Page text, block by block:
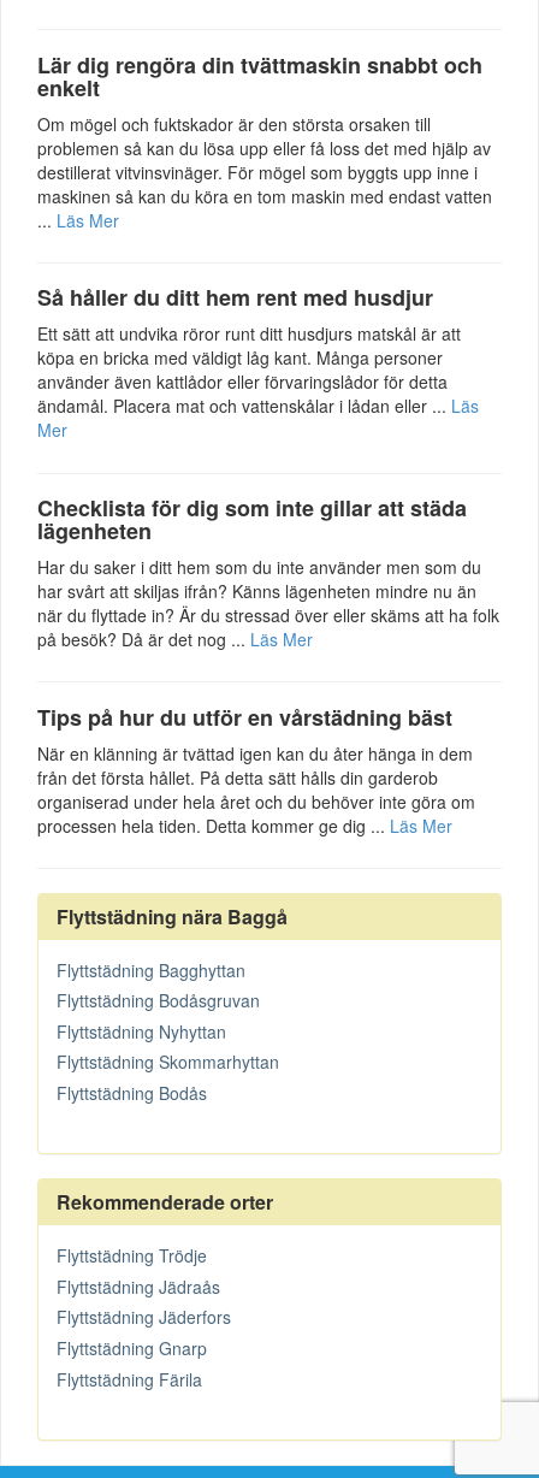
Lär dig rengöra din tvättmaskin snabbt och
enkelt
Om mögel och fuktskador är den största orsaken till
problemen så kan du lösa upp eller få loss det med hjälp av
destillerat vitvinsvinäger. För mögel som byggts upp inne i
maskinen så kan du köra en tom maskin med endast vatten
... Läs Mer
Så håller du ditt hem rent med husdjur
Ett sätt att undvika röror runt ditt husdjurs matskål är att
köpa en bricka med väldigt låg kant. Många personer
använder även kattlådor eller förvaringslådor för detta
ändamål. Placera mat och vattenskålar i lådan eller ... Läs
Mer
Checklista för dig som inte gillar att städa
lägenheten
Har du saker i ditt hem som du inte använder men som du
har svårt att skiljas ifrån? Känns lägenheten mindre nu än
när du flyttade in? Är du stressad över eller skäms att ha folk
på besök? Då är det nog ... Läs Mer
Tips på hur du utför en vårstädning bäst
När en klänning är tvättad igen kan du åter hänga in dem
från det första hållet. På detta sätt hålls din garderob
organiserad under hela året och du behöver inte göra om
processen hela tiden. Detta kommer ge dig ... Läs Mer
Flyttstädning nära Baggå
Flyttstädning Bagghyttan
Flyttstädning Bodåsgruvan
Flyttstädning Nyhyttan
Flyttstädning Skommarhyttan
Flyttstädning Bodås
Rekommenderade orter
Flyttstädning Trödje
Flyttstädning Jädraås
Flyttstädning Jäderfors
Flyttstädning Gnarp
Flyttstädning Färila